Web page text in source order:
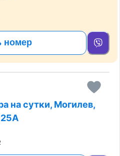
номер
на сутки, Могилев,